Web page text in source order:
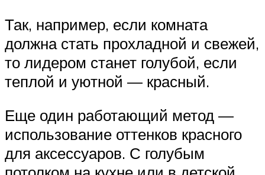
Так, например, если комната
должна стать прохладной и свежей,
то лидером станет голубой, если
теплой и уютной — красный.
Еще один работающий метод —
использование оттенков красного
для аксессуаров. С голубым